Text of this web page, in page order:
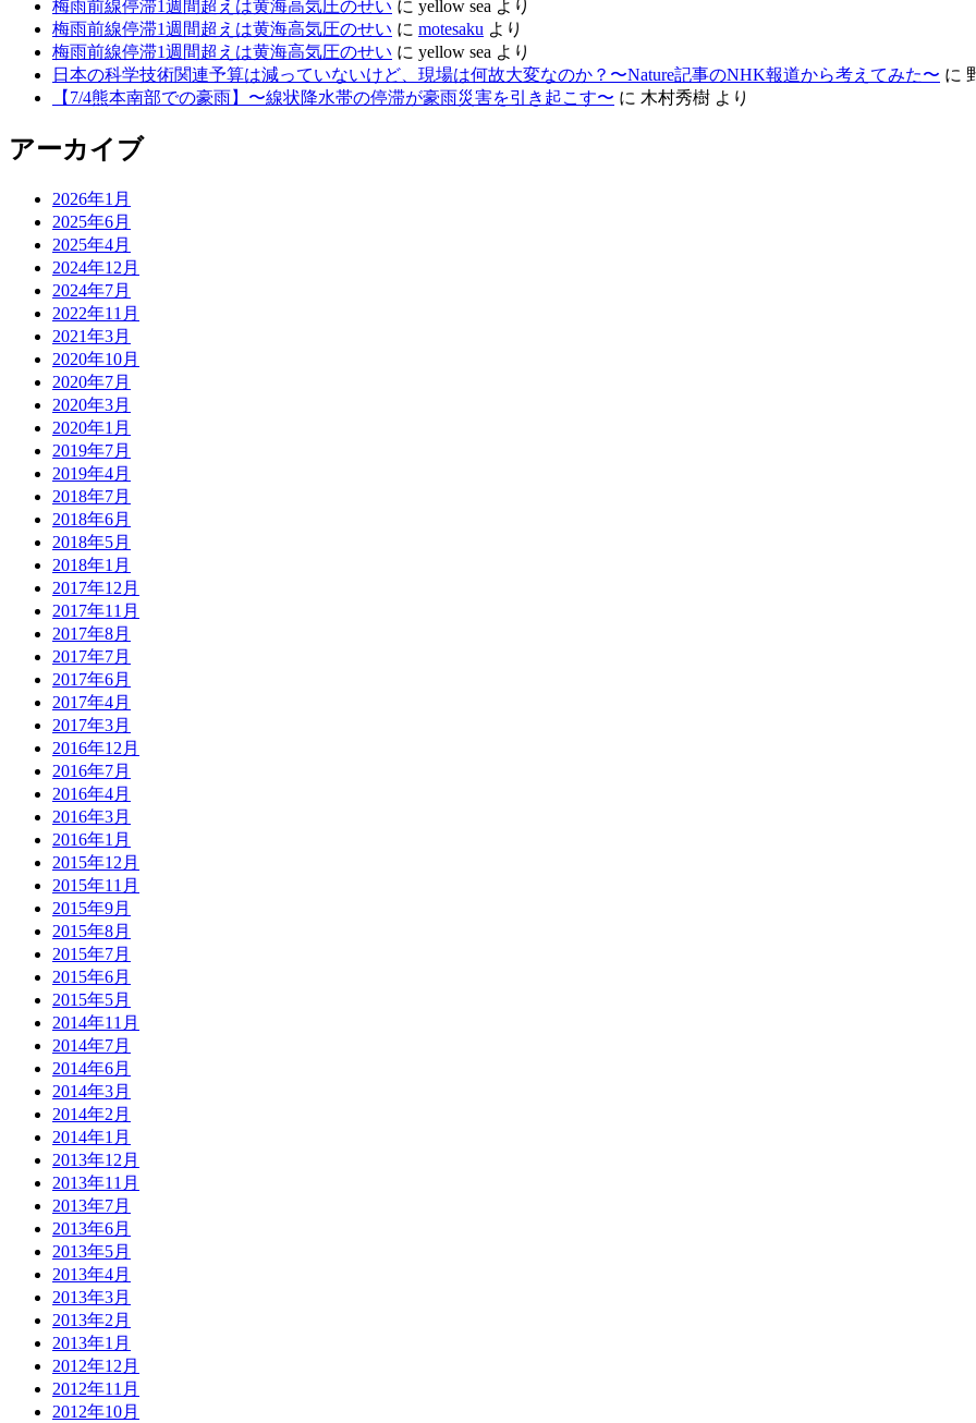
梅雨前線停滞1週間超えは黄海高気圧のせい に yellow sea より
梅雨前線停滞1週間超えは黄海高気圧のせい に motesaku より
梅雨前線停滞1週間超えは黄海高気圧のせい に yellow sea より
日本の科学技術関連予算は減っていないけど、現場は何故大変なのか？〜Nature記事のNHK報道から考えてみた〜 に
【7/4熊本南部での豪雨】〜線状降水帯の停滞が豪雨災害を引き起こす〜 に 木村秀樹 より
アーカイブ
2026年1月
2025年6月
2025年4月
2024年12月
2024年7月
2022年11月
2021年3月
2020年10月
2020年7月
2020年3月
2020年1月
2019年7月
2019年4月
2018年7月
2018年6月
2018年5月
2018年1月
2017年12月
2017年11月
2017年8月
2017年7月
2017年6月
2017年4月
2017年3月
2016年12月
2016年7月
2016年4月
2016年3月
2016年1月
2015年12月
2015年11月
2015年9月
2015年8月
2015年7月
2015年6月
2015年5月
2014年11月
2014年7月
2014年6月
2014年3月
2014年2月
2014年1月
2013年12月
2013年11月
2013年7月
2013年6月
2013年5月
2013年4月
2013年3月
2013年2月
2013年1月
2012年12月
2012年11月
2012年10月